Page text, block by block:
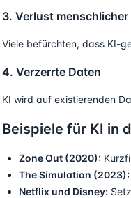
3. Verlust menschlicher
Viele befürchten, dass KI-
4. Verzerrte Daten
KI wird auf existierenden
Beispiele für KI in
Zone Out (2020):
The Simulation (2023):
Netflix und Disney: